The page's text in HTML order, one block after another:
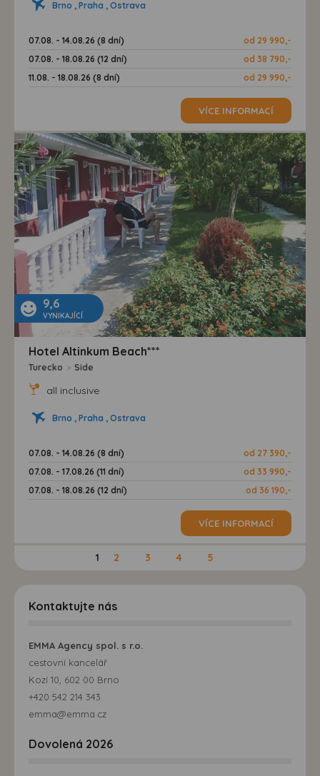
Brno , Praha , Ostrava
07.08. - 14.08.26 (8 dní)
od 29 990,-
07.08. - 18.08.26 (12 dní)
od 38 790,-
11.08. - 18.08.26 (8 dní)
od 29 990,-
VÍCE INFORMACÍ
9,6
VYNIKAJÍCÍ
Hotel Altinkum Beach***
Turecko > Side
all inclusive
Brno , Praha , Ostrava
07.08. - 14.08.26 (8 dní)
od 27 390,-
07.08. - 17.08.26 (11 dní)
od 33 990,-
07.08. - 18.08.26 (12 dní)
od 36 190,-
VÍCE INFORMACÍ
1 2 3 4 5
Kontaktujte nás
EMMA Agency spol. s r.o.
cestovní kancelář
Kozí 10, 602 00 Brno
+420 542 214 343
emma@emma.cz
Dovolená 2026